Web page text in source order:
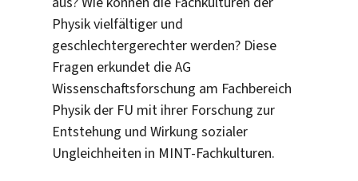
Physik vielfältiger und
geschlechtergerechter werden? Diese
Fragen erkundet die AG
Wissenschaftsforschung am Fachbereich
Physik der FU mit ihrer Forschung zur
Entstehung und Wirkung sozialer
Ungleichheiten in MINT-Fachkulturen.